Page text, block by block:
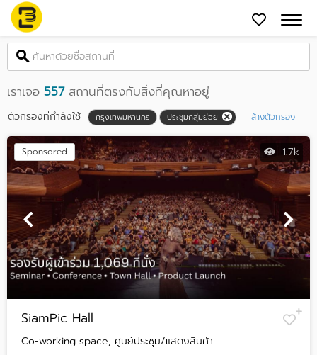
เราเจอ 557สถานที่ตรงกับสิ่งที่คุณหาอยู่
ตัวกรองที่กำลังใช้ กรุงเทพมหานคร ประชุมกลุ่มย่อย ล้างตัวกรอง
1.7k
Sponsored
SiamPic Hall
Co-working space, ศูนย์ประชุม/แสดงสินค้า